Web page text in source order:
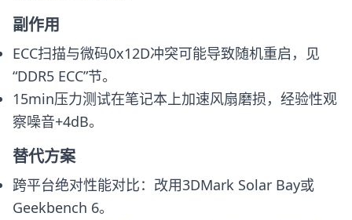
副作用
ECC扫描与微码0x12D冲突可能导致随机重启，见
“DDR5 ECC”节。
15min压力测试在笔记本上加速风扇磨损，经验性观
察噪音+4dB。
替代方案
跨平台绝对性能对比：改用3DMark Solar Bay或
Geekbench 6。